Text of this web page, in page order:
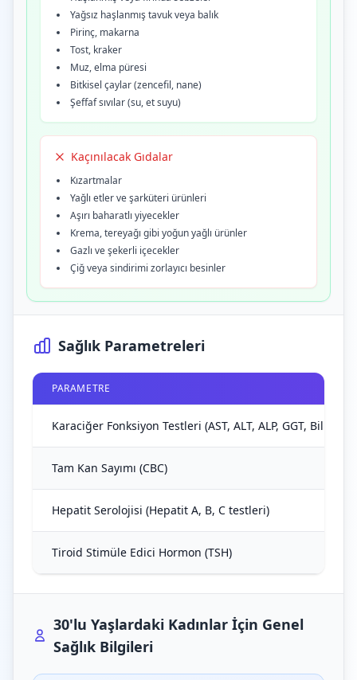
Yağsız haşlanmış tavuk veya balık
Pirinç, makarna
Tost, kraker
Muz, elma püresi
Bitkisel çaylar (zencefil, nane)
Şeffaf sıvılar (su, et suyu)
Kaçınılacak Gıdalar
Kızartmalar
Yağlı etler ve şarküteri ürünleri
Aşırı baharatlı yiyecekler
Krema, tereyağı gibi yoğun yağlı ürünler
Gazlı ve şekerli içecekler
Çiğ veya sindirimi zorlayıcı besinler
Sağlık Parametreleri
PARAMETRE
Karaciğer Fonksiyon Testleri (AST, ALT, ALP, GGT,
Tam Kan Sayımı (CBC)
Hepatit Serolojisi (Hepatit A, B, C testleri)
Tiroid Stimüle Edici Hormon (TSH)
30'lu Yaşlardaki Kadınlar İçin Genel
Sağlık Bilgileri